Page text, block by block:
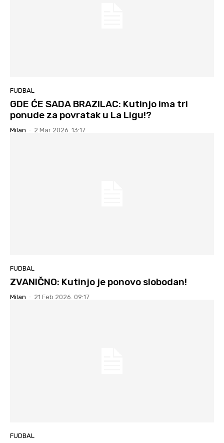
FUDBAL
GDE ĆE SADA BRAZILAC: Kutinjo ima tri
ponude za povratak u La Ligu!?
Milan - 2 Mar 2026. 13:17
FUDBAL
ZVANIČNO: Kutinjo je ponovo slobodan!
Milan - 21 Feb 2026. 09:17
FUDBAL